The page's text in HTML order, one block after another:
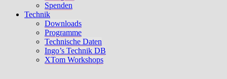
Spenden
Technik
Downloads
Programme
Technische Daten
Ingo’s Technik DB
XTom Workshops